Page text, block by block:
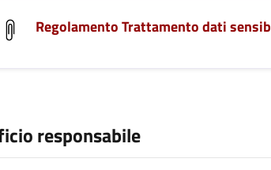
Regolamento Trattamento dati
responsabile